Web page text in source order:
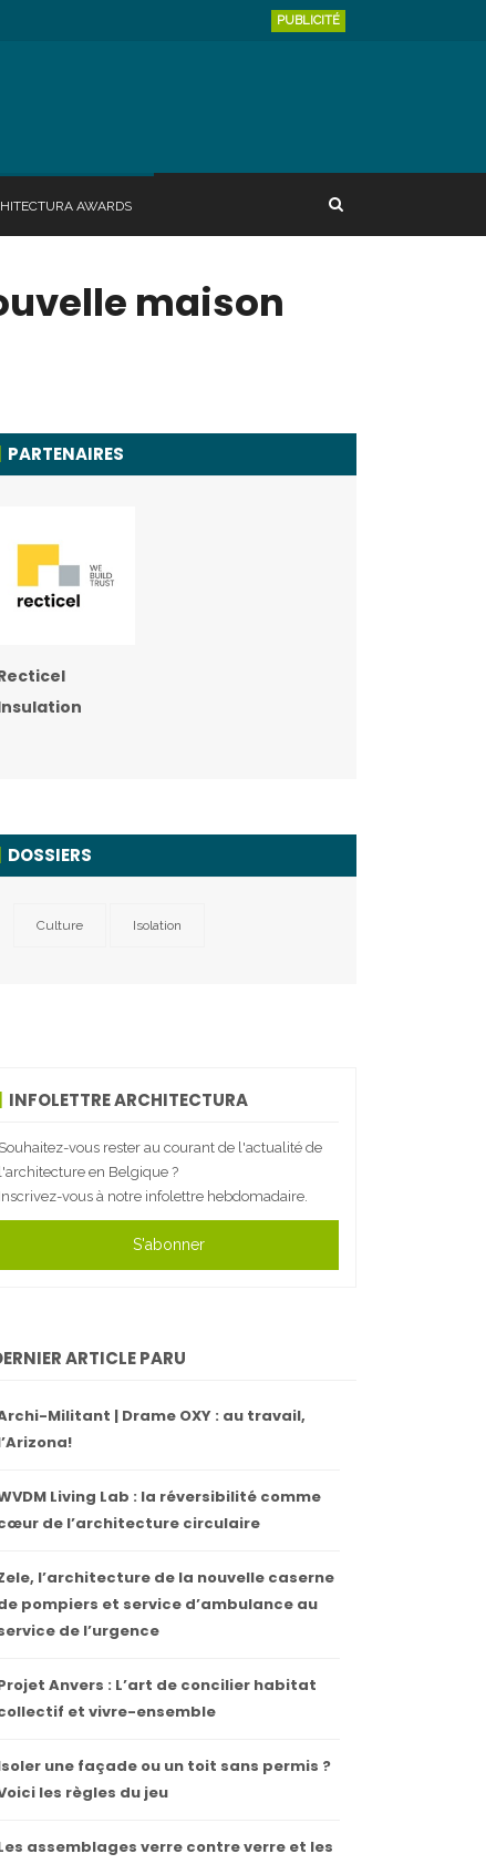
PUBLICITÉ
AWARDS
maison
PARTENAIRES
DOSSIERS
Culture Isolation
INFOLETTRE ARCHITECTURA
Souhaitez-vous rester au courant de l'actualité de
l'architecture en Belgique ?
Inscrivez-vous à notre infolettre hebdomadaire.
S'abonner
ARTICLE PARU
Militant | Drame OXY : au travail,
Living Lab : la réversibilité comme
de l’architecture circulaire
l’architecture de la nouvelle caserne
pompiers et service d’ambulance au
de l’urgence
Anvers : L’art de concilier habitat
et vivre-ensemble
une façade ou un toit sans permis ?
les règles du jeu
assemblages verre contre verre et les